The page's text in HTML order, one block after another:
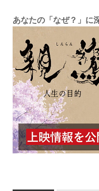
あなたの「なぜ？」に